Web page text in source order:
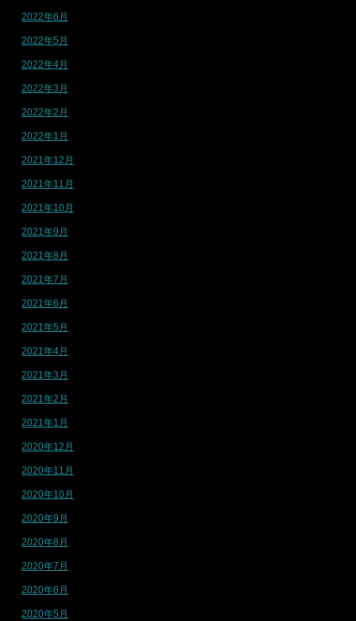
2022年6月
2022年5月
2022年4月
2022年3月
2022年2月
2022年1月
2021年12月
2021年11月
2021年10月
2021年9月
2021年8月
2021年7月
2021年6月
2021年5月
2021年4月
2021年3月
2021年2月
2021年1月
2020年12月
2020年11月
2020年10月
2020年9月
2020年8月
2020年7月
2020年6月
2020年5月